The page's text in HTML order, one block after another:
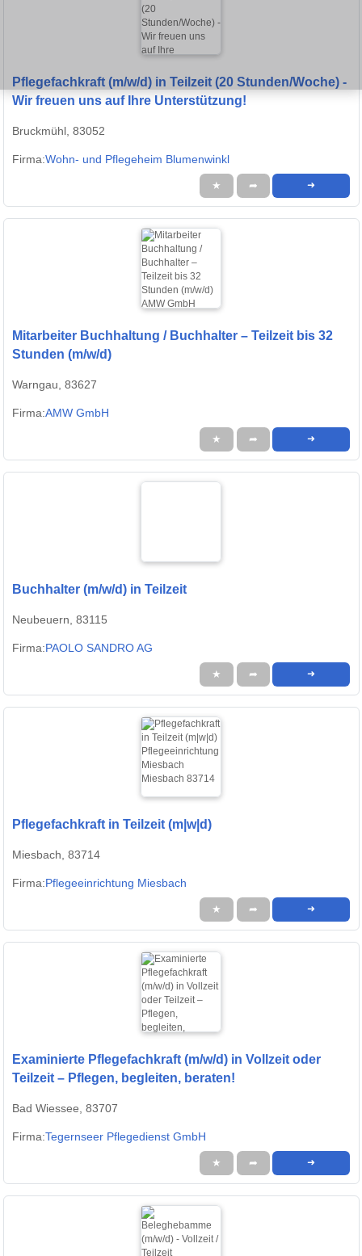
Pflegefachkraft (m/w/d) in Teilzeit (20 Stunden/Woche) -
Wir freuen uns auf Ihre Unterstützung!
Bruckmühl, 83052
Firma:Wohn- und Pflegeheim Blumenwinkl
★ ➦ ➜
Mitarbeiter Buchhaltung / Buchhalter – Teilzeit bis 32
Stunden (m/w/d)
Warngau, 83627
Firma:AMW GmbH
★ ➦ ➜
Buchhalter (m/w/d) in Teilzeit
Neubeuern, 83115
Firma:PAOLO SANDRO AG
★ ➦ ➜
Pflegefachkraft in Teilzeit (m|w|d)
Miesbach, 83714
Firma:Pflegeeinrichtung Miesbach
★ ➦ ➜
Examinierte Pflegefachkraft (m/w/d) in Vollzeit oder
Teilzeit – Pflegen, begleiten, beraten!
Bad Wiessee, 83707
Firma:Tegernseer Pflegedienst GmbH
★ ➦ ➜